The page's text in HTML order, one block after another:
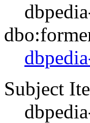
Subject